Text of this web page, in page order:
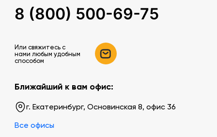
8 (800) 500-69-75
Или свяжитесь c
нами любым удобным
способом
Ближайший к вам офис:
г. Екатеринбург, Основинская 8, офис 36
Все офисы